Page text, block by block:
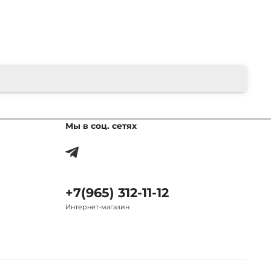
Мы в соц. сетях
+7(965) 312-11-12
Интернет-магазин